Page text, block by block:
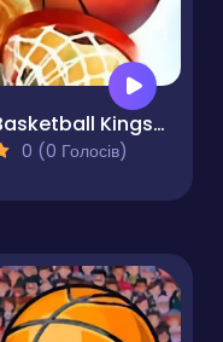
Basketball Kings 2024
0 (0 Голосів)